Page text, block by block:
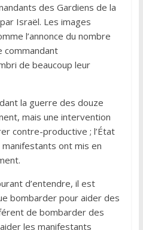
des Gardiens de la
Israël. Les images
l’annonce du nombre
commandant
de beaucoup leur
la guerre des douze
mais une intervention
contre-productive ; l’État
ont mis en
d’entendre, il est
bombarder pour aider des
de bombarder des
les manifestants